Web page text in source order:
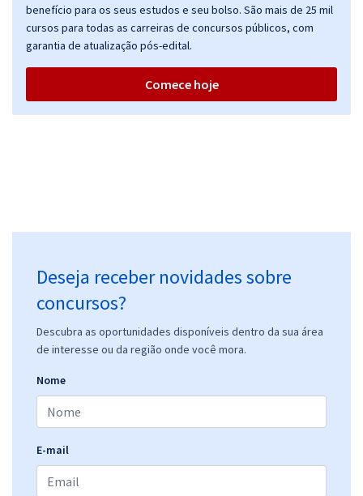
benefício para os seus estudos e seu bolso. São mais de 25 mil
cursos para todas as carreiras de concursos públicos, com
garantia de atualização pós-edital.
Comece hoje
Deseja receber novidades sobre
concursos?
Descubra as oportunidades disponíveis dentro da sua área
de interesse ou da região onde você mora.
Nome
E-mail